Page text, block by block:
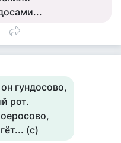
гундосово,
рот.
(с)